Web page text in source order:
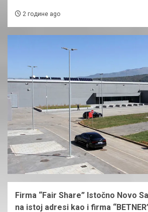
2 године ago
Firma “Fair Share” Istočno Novo
na istoj adresi kao i firma